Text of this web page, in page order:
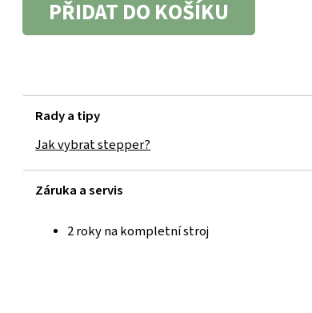
PŘIDAT DO KOŠÍKU
Rady a tipy
Jak vybrat stepper?
Záruka a servis
2 roky na kompletní stroj